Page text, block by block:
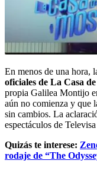
En menos de una hora,
oficiales de La Casa
propia Galilea Montijo
aún no comienza y que
sin cambios. La
espectáculos de
Quizás te interese:
rodaje de “The